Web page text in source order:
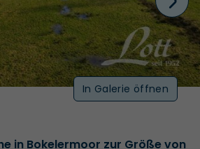
In Galerie öffnen
in Bokelermoor zur Größe von